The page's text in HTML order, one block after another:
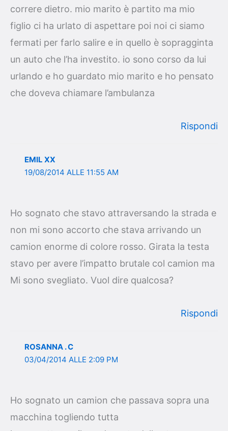
correre dietro. mio marito è partito ma mio
figlio ci ha urlato di aspettare poi noi ci siamo
fermati per farlo salire e in quello è sopragginta
un auto che l’ha investito. io sono corso da lui
urlando e ho guardato mio marito e ho pensato
che doveva chiamare l’ambulanza
Rispondi
EMIL XX
19/08/2014 ALLE 11:55 AM
Ho sognato che stavo attraversando la strada e
non mi sono accorto che stava arrivando un
camion enorme di colore rosso. Girata la testa
stavo per avere l’impatto brutale col camion ma
Mi sono svegliato. Vuol dire qualcosa?
Rispondi
ROSANNA . C
03/04/2014 ALLE 2:09 PM
Ho sognato un camion che passava sopra una
macchina togliendo tutta